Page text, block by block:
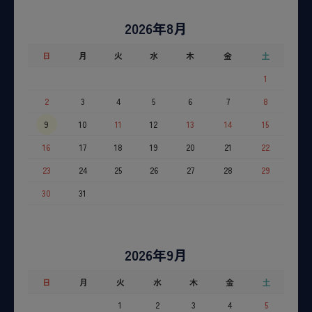
2026年8月
日 月 火 水 木 金
土
1
2
3 4 5 6 7
8
9
10 11 12 13 14
15
16
17 18 19 20 21
22
23
24 25 26 27 28
29
30
31
2026年9月
日 月 火 水 木 金
土
1
2 3 4
5